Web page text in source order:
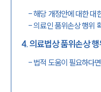
-해당 개정안에 대한 대
-의료인 품위손상 행위
4.의료법상 품위손상
- 법적 도움이 필요하다면